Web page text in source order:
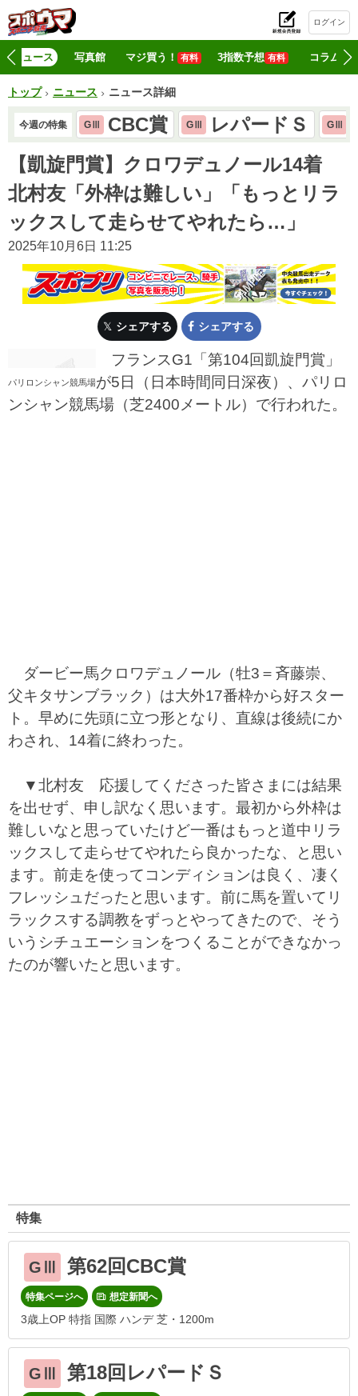
ログイン
ニュース 写真館 マジ買う！ 有料 3指数予想 有料 コラム
トップ ニュース ニュース詳細
今週の特集 GⅢ CBC賞 GⅢ レパードＳ GⅢ
【凱旋門賞】クロワデュノール14着
北村友「外枠は難しい」「もっとリラ
ックスして走らせてやれたら…」
2025年10月6日 11:25
シェアする シェアする
パリロンシャン競馬場
フランスG1「第104回凱旋門賞」
が5日（日本時間同日深夜）、パリロ
ンシャン競馬場（芝2400メートル）で行われた。
ダービー馬クロワデュノール（牡3＝斉藤崇、
父キタサンブラック）は大外17番枠から好スター
ト。早めに先頭に立つ形となり、直線は後続にか
わされ、14着に終わった。
▼北村友 応援してくださった皆さまには結果
を出せず、申し訳なく思います。最初から外枠は
難しいなと思っていたけど一番はもっと道中リラ
ックスして走らせてやれたら良かったな、と思い
ます。前走を使ってコンディションは良く、凄く
フレッシュだったと思います。前に馬を置いてリ
ラックスする調教をずっとやってきたので、そう
いうシチュエーションをつくることができなかっ
たのが響いたと思います。
特集
GⅢ 第62回CBC賞
特集ページへ 想定新聞へ
3歳上OP 特指 国際 ハンデ 芝・1200m
GⅢ 第18回レパードＳ